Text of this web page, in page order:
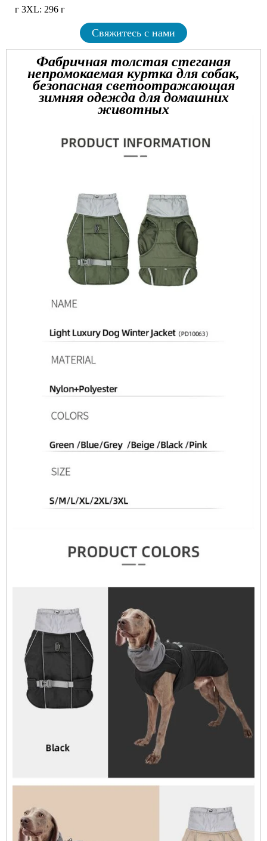
г 3XL: 296 г
Свяжитесь с нами
Фабричная толстая стеганая
непромокаемая куртка для собак,
безопасная светоотражающая
зимняя одежда для домашних
животных